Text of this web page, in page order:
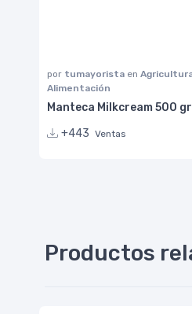
por tumayorista en
Alimentación
Manteca Milkcream 500
+443 Ventas
Productos